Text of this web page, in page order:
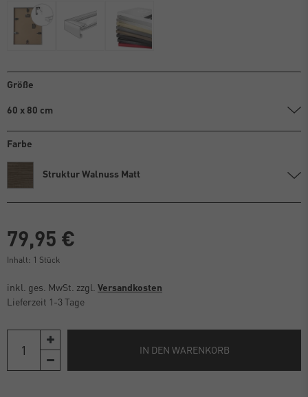
Größe
60 x 80 cm
Farbe
Struktur Walnuss Matt
79,95 €
Inhalt: 1 Stück
inkl. ges. MwSt. zzgl. Versandkosten
Lieferzeit 1-3 Tage
IN DEN WARENKORB